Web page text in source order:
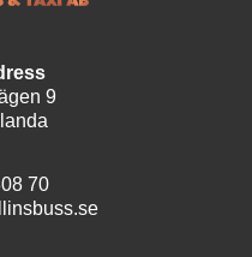
9
70